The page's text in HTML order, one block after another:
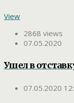
View
2868 views
07.05.2020
Ушел в
07.05.2020